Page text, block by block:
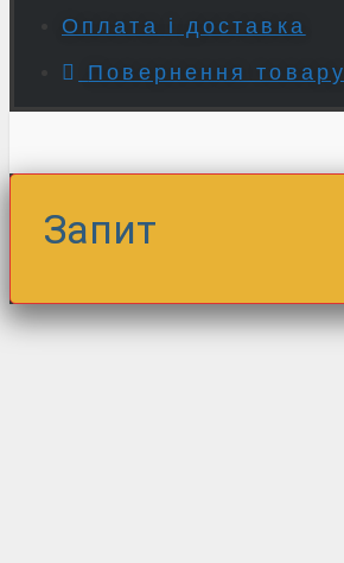
Оплата і доставка
Повернення товару
Запит